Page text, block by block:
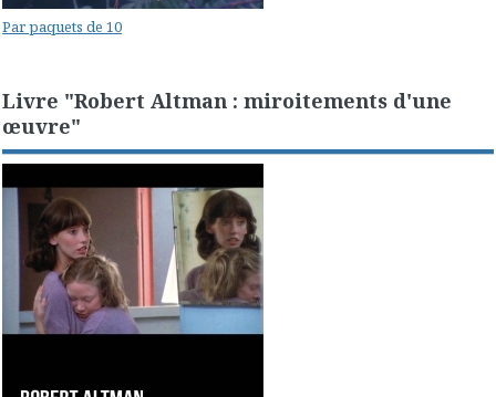
Par paquets de 10
Livre "Robert Altman : miroitements d'une
œuvre"